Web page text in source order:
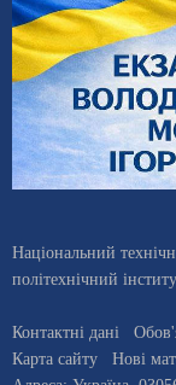
Національний
політехнічний
Контактні дані
Карта сайту
Нові